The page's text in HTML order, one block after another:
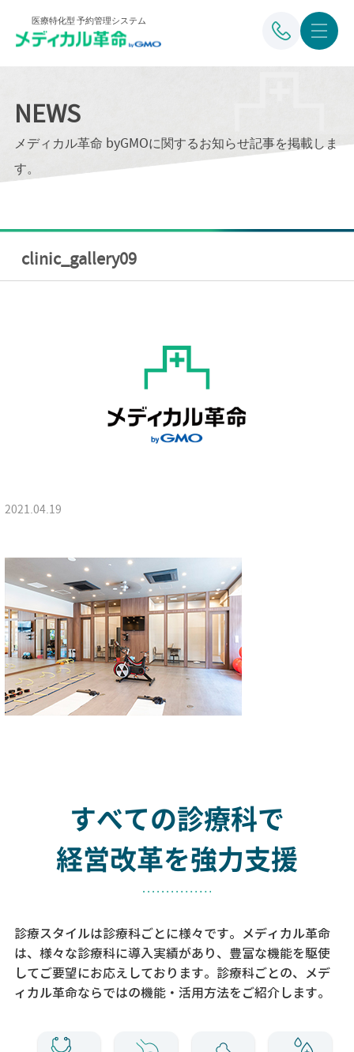
医療特化型 予約管理システム
NEWS
メディカル革命 byGMOに関するお知らせ記事を掲載しま
す。
clinic_gallery09
2021.04.19
すべての診療科で
経営改革を強力支援
診療スタイルは診療科ごとに様々です。メディカル革命
は、様々な診療科に導入実績があり、 豊富な機能を駆使
してご要望にお応えしております。 診療科ごとの、メデ
ィカル革命ならではの機能・活用方法をご紹介します。